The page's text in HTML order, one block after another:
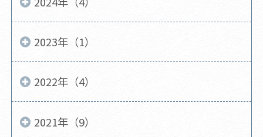
2023年（1）
2022年（4）
2021年（9）